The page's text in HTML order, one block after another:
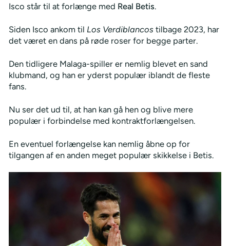
Isco står til at forlænge med Real Betis.
Siden Isco ankom til Los Verdiblancostilbage 2023, har
det været en dans på røde roser for begge parter.
Den tidligere Malaga-spiller er nemlig blevet en sand
klubmand, og han er yderst populær iblandt de fleste
fans.
Nu ser det ud til, at han kan gå hen og blive mere
populær i forbindelse med kontraktforlængelsen.
En eventuel forlængelse kan nemlig åbne op for
tilgangen af en anden meget populær skikkelse i Betis.